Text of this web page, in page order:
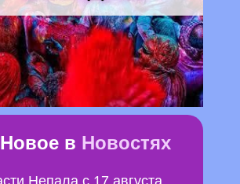
Новое в Новостях